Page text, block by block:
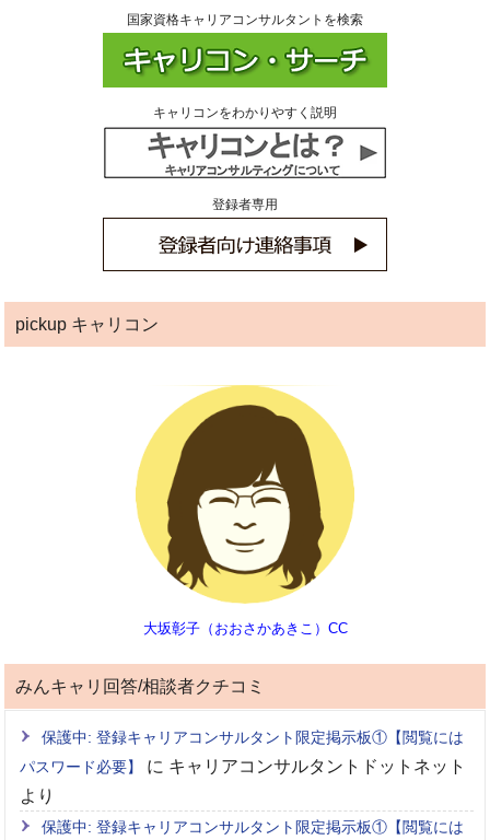
国家資格キャリアコンサルタントを検索
キャリコンをわかりやすく説明
登録者専用
pickup キャリコン
大坂彰子（おおさかあきこ）CC
みんキャリ回答/相談者クチコミ
保護中: 登録キャリアコンサルタント限定掲示板①【閲覧には
パスワード必要】
に キャリアコンサルタントドットネット
より
保護中: 登録キャリアコンサルタント限定掲示板①【閲覧には